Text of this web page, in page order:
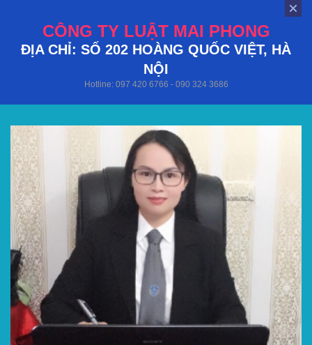
CÔNG TY LUẬT MAI PHONG
ĐỊA CHỈ: SỐ 202 HOÀNG QUỐC VIỆT, HÀ
NỘI
Hotline: 097 420 6766 - 090 324 3686